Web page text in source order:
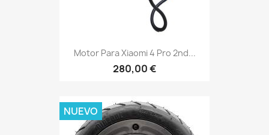
Motor Para Xiaomi 4 Pro 2nd...
280,00 €
NUEVO